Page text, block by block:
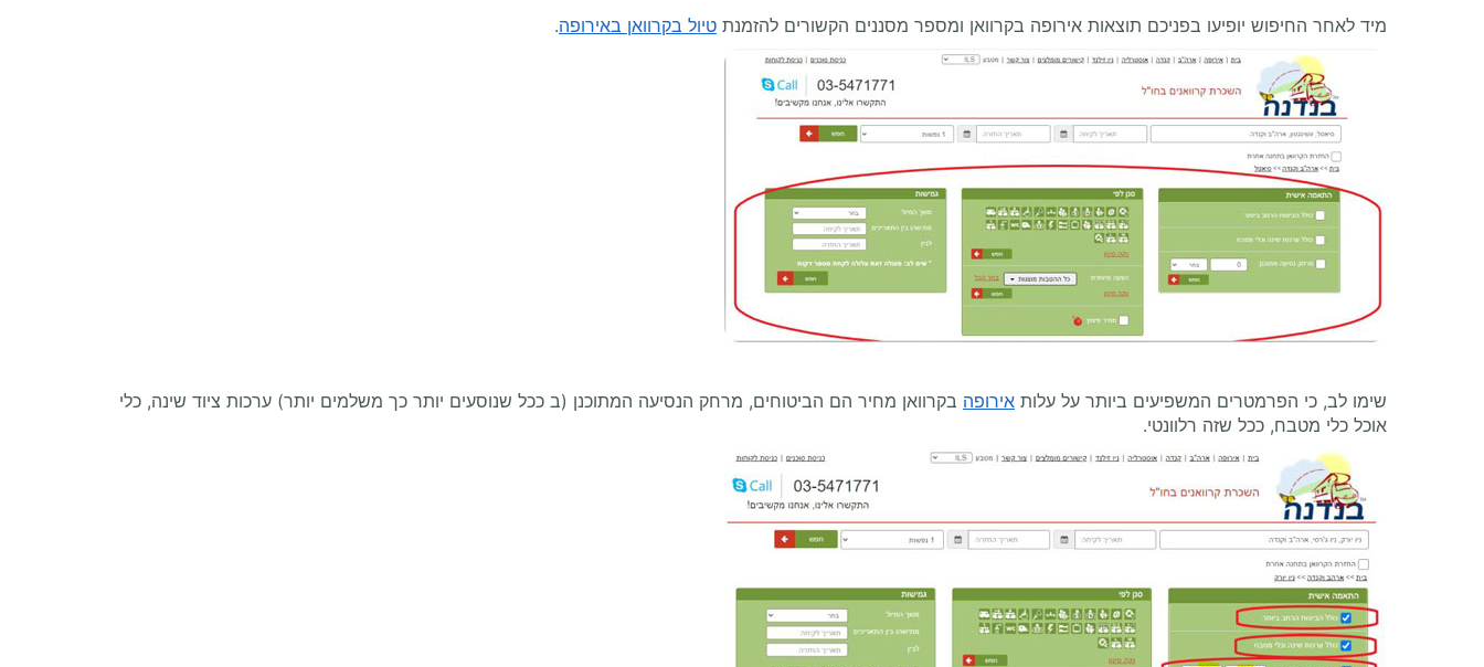
מיד לאחר החיפוש יופיעו בפניכם תוצאות אירופה בקרוואן ומספר מסננים הקשורים להזמנת טיול בקרוואן באירופה.
שימו לב, כי הפרמטרים המשפיעים ביותר על עלות אירופה בקרוואן מחיר הם הביטוחים, מרחק הנסיעה המתוכנן (ב ככל שנוסעים יותר כך משלמים יותר) ערכות ציוד שינה, כלי
אוכל כלי מטבח, ככל שזה רלוונטי.